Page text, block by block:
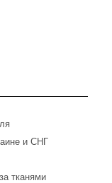
и СНГ
тканями